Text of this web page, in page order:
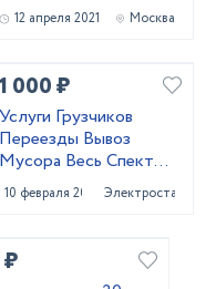
12 апреля 2021 Москва
1 000 ₽
Услуги Грузчиков
Переезды Вывоз
Мусора Весь Спектр
Услуг
10 февраля 2021 Электросталь
₽